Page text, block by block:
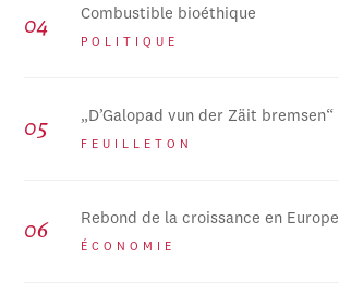
Combustible bioéthique
POLITIQUE
„D’Galopad vun der Zäit bremsen“
FEUILLETON
Rebond de la croissance en Europe
ÉCONOMIE